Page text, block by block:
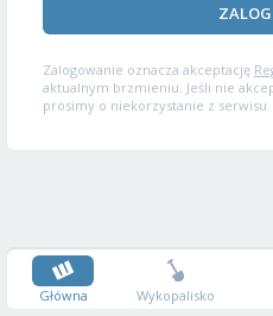
Zalogowanie oznacza akceptację
aktualnym brzmieniu. Jeśli nie
prosimy o niekorzystanie z serwisu.
Główna Wykopalisko